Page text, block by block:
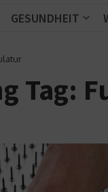
GESUNDHEIT
Tag: